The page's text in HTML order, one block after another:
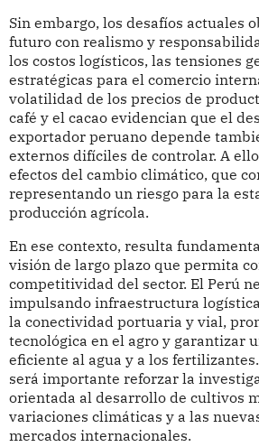
Sin embargo, los desafíos actuales
futuro con realismo y
los costos logísticos, las tensiones
estratégicas para el comercio
volatilidad de los precios de
café y el cacao evidencian que el
exportador peruano depende
externos difíciles de controlar. A
efectos del cambio climático, que
representando un riesgo para la
producción agrícola.
En ese contexto, resulta
visión de largo plazo que permita
competitividad del sector. El Perú
impulsando infraestructura
la conectividad portuaria y vial,
tecnológica en el agro y garantizar
eficiente al agua y a los
será importante reforzar la
orientada al desarrollo de cultivos
variaciones climáticas y a las
mercados internacionales.